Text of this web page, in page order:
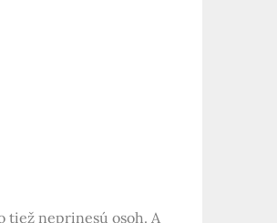
tiež neprinesú osoh. A